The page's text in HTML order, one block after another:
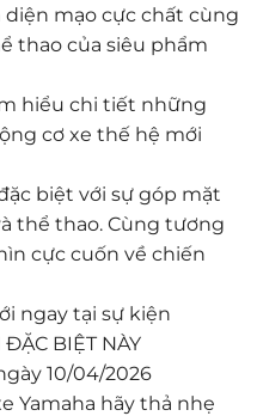
mạo cực chất cùng
thao của siêu phẩm
hiểu chi tiết những
cơ xe thế hệ mới
biệt với sự góp mặt
thể thao. Cùng tương
cực cuốn về chiến
ngay tại sự kiện
BIỆT NÀY
10/04/2026
Yamaha hãy thả nhẹ